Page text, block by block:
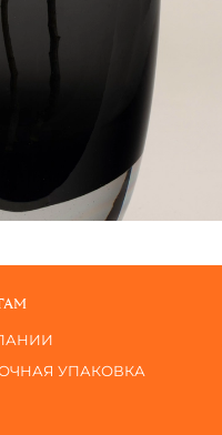
УПАКОВКА